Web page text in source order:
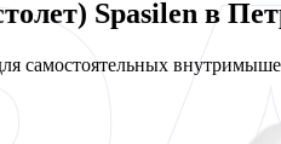
Spasilen в
самостоятельных